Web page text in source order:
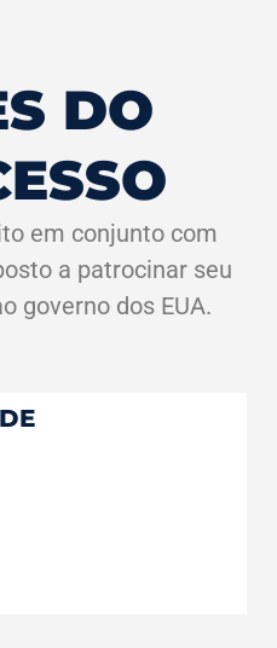
DO
em conjunto com
a patrocinar seu
governo dos EUA.